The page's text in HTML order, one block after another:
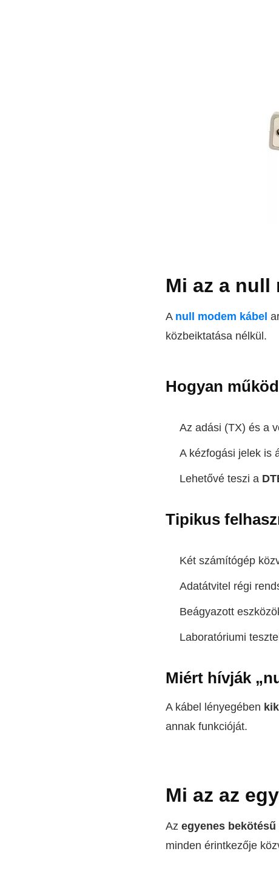
Mi az a null
A null modem kábel
közbeiktatása nélkül.
Hogyan
Az adási (TX) és a
A kézfogási jelek is
Lehetővé teszi a
Tipikus
Két számítógép
Adatátvitel régi
Beágyazott
Laboratóriumi
Miért hívják
A kábel lényegében
annak funkcióját.
Mi az az
Az egyenes bekötésű
minden érintkezője